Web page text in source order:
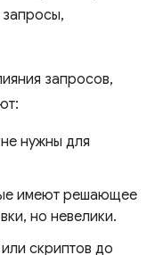
запросов,
нужны для
имеют решающее
но невелики.
скриптов до